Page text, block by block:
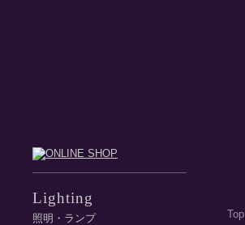
Top
Lighting
照明・ランプ